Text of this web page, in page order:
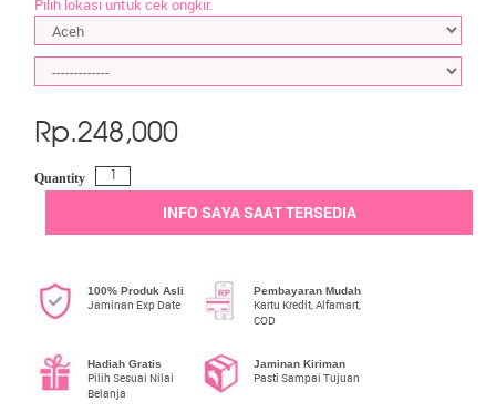
Pilih lokasi untuk cek ongkir.
Rp.248,000
Quantity
INFO SAYA SAAT TERSEDIA
100% Produk Asli
Jaminan Exp Date
Pembayaran Mudah
Kartu Kredit, Alfamart,
COD
Hadiah Gratis
Pilih Sesuai Nilai
Belanja
Jaminan Kiriman
Pasti Sampai Tujuan